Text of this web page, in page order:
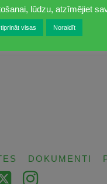
DOKUMENTI
X Instagram
lūdzu, atzīmējiet
visas Noraidīt